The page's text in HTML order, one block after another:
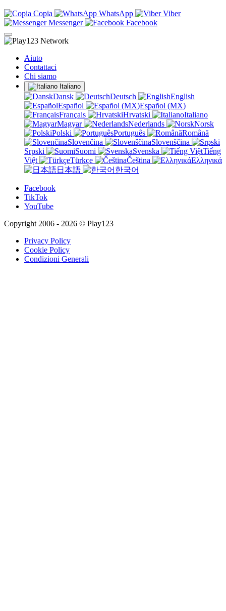
Copia WhatsApp
Viber
Messenger
Facebook
Aiuto
Contattaci
Chi siamo
Italiano
Dansk Deutsch
English
Español
Español (MX)
Français
Hrvatski
Italiano
Magyar
Nederlands
Norsk
Polski
Português
Română
Slovenčina
Slovenščina
Srpski
Suomi Svenska
Tiếng
Việt
Türkçe Čeština
Ελληνικά
日本語
한국어
Facebook
TikTok
YouTube
Copyright 2006 - 2026 © Play123
Privacy Policy
Cookie Policy
Condizioni Generali